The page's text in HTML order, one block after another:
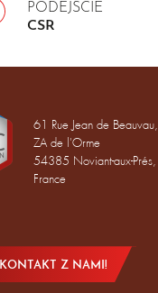
PODEJŚCIE
CSR
61 Rue Jean de Beauvau,
ZA de l'Orme
54385 Noviant-aux-Prés,
France
KONTAKT Z NAMI!